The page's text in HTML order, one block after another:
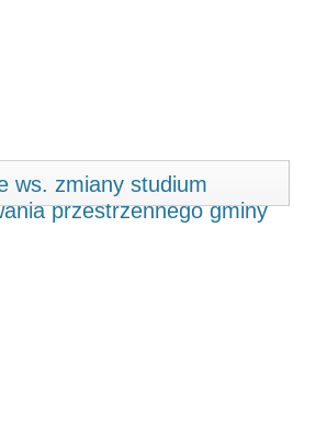
ws. zmiany studium
przestrzennego gminy